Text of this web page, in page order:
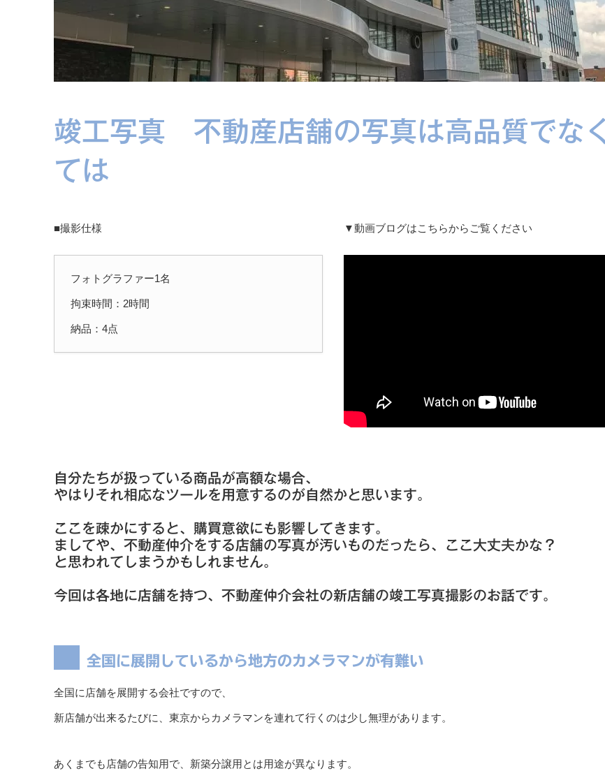
竣工写真 不動産店舗の写真は高品質でなく
ては
■撮影仕様
フォトグラファー1名
拘束時間：2時間
納品：4点
▼動画ブログはこちらからご覧ください
自分たちが扱っている商品が高額な場合、
やはりそれ相応なツールを用意するのが自然かと思います。
ここを疎かにすると、購買意欲にも影響してきます。
ましてや、不動産仲介をする店舗の写真が汚いものだったら、ここ大丈夫かな？
と思われてしまうかもしれません。
今回は各地に店舗を持つ、不動産仲介会社の新店舗の竣工写真撮影のお話です。
全国に展開しているから地方のカメラマンが有難い
全国に店舗を展開する会社ですので、
新店舗が出来るたびに、東京からカメラマンを連れて行くのは少し無理があります。
あくまでも店舗の告知用で、新築分譲用とは用途が異なります。